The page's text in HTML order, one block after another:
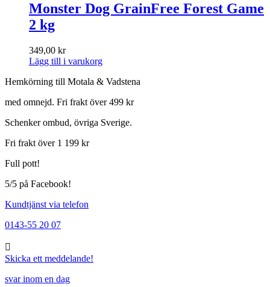
Monster Dog GrainFree Forest Game
2 kg
349,00 kr
Lägg till i varukorg
Hemkörning till Motala & Vadstena
med omnejd. Fri frakt över 499 kr
Schenker ombud, övriga Sverige.
Fri frakt över 1 199 kr
Full pott!
5/5 på Facebook!
Kundtjänst via telefon
0143-55 20 07
Skicka ett meddelande!
svar inom en dag